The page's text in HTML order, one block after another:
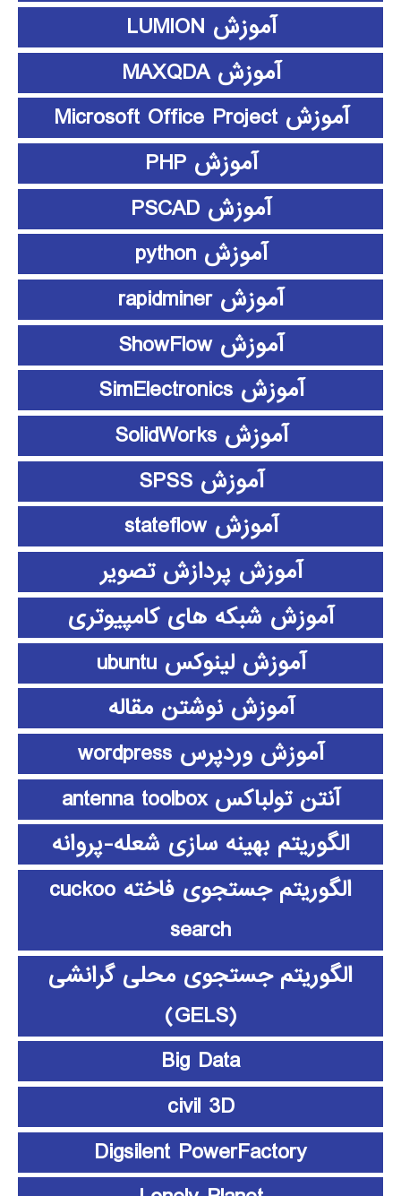
آموزش LUMION
آموزش MAXQDA
آموزش Microsoft Office Project
آموزش PHP
آموزش PSCAD
آموزش python
آموزش rapidminer
آموزش ShowFlow
آموزش SimElectronics
آموزش SolidWorks
آموزش SPSS
آموزش stateflow
آموزش پردازش تصویر
آموزش شبکه های کامپیوتری
آموزش لینوکس ubuntu
آموزش نوشتن مقاله
آموزش وردپرس wordpress
آنتن تولباکس antenna toolbox
الگوریتم بهینه سازی شعله-پروانه
الگوریتم جستجوی فاخته cuckoo
search
الگوریتم جستجوی محلی گرانشی
(GELS)
Big Data
civil 3D
Digsilent PowerFactory